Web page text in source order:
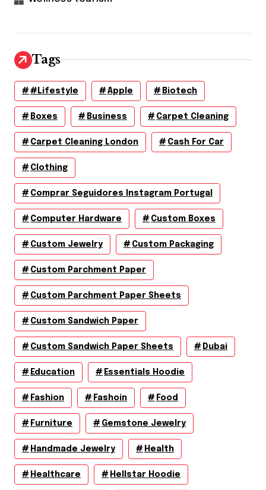
Tags
#lifestyle Apple Biotech
Boxes Business Carpet Cleaning
Carpet Cleaning London Cash For Car
Clothing
Comprar Seguidores Instagram Portugal
Computer Hardware Custom Boxes
Custom Jewelry Custom Packaging
Custom Parchment Paper
Custom Parchment Paper Sheets
Custom Sandwich Paper
Custom Sandwich Paper Sheets Dubai
Education Essentials Hoodie
Fashion Fashoin Food
Furniture Gemstone Jewelry
Handmade Jewelry Health
Healthcare Hellstar Hoodie